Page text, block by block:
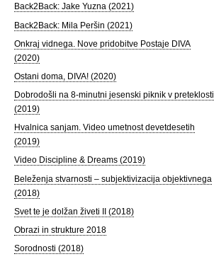
Back2Back: Jake Yuzna (2021)
Back2Back: Mila Peršin (2021)
Onkraj vidnega. Nove pridobitve Postaje DIVA
(2020)
Ostani doma, DIVA! (2020)
Dobrodošli na 8-minutni jesenski piknik v preteklosti
(2019)
Hvalnica sanjam. Video umetnost devetdesetih
(2019)
Video Discipline & Dreams (2019)
Beleženja stvarnosti – subjektivizacija objektivnega
(2018)
Svet te je dolžan živeti II (2018)
Obrazi in strukture 2018
Sorodnosti (2018)